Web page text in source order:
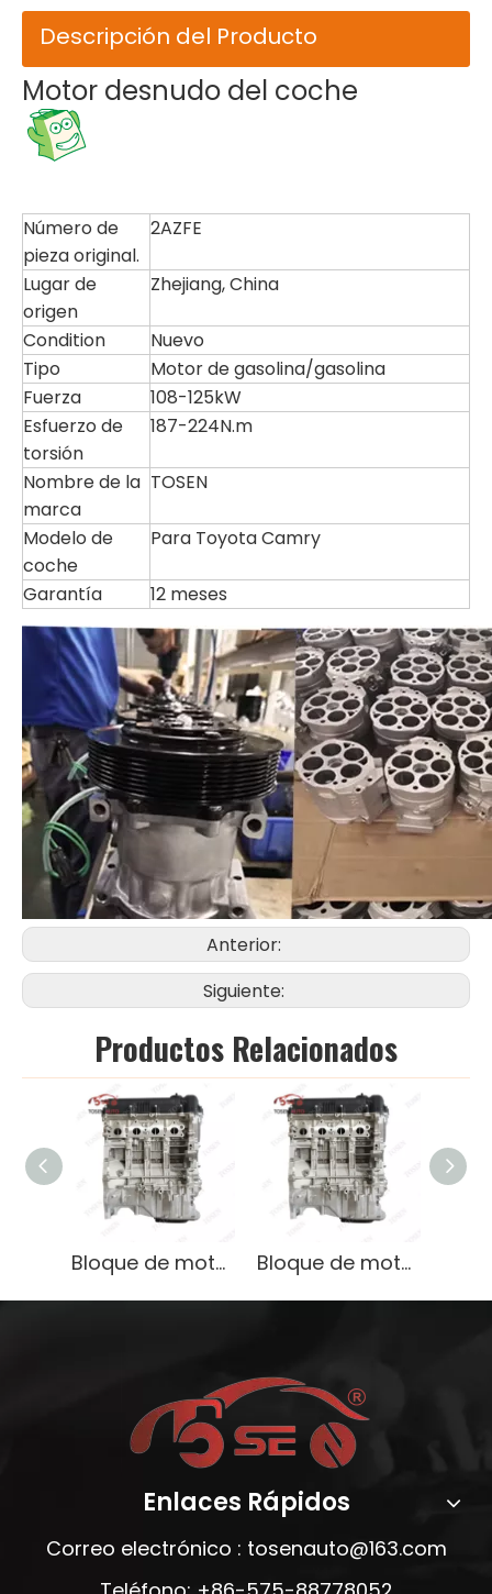
Descripción del Producto
Motor desnudo del coche
Número de
pieza original.
2AZFE
Lugar de
origen
Zhejiang, China
Condition
Nuevo
Tipo
Motor de gasolina/gasolina
Fuerza
108-125kW
Esfuerzo de
torsión
187-224N.m
Nombre de la
marca
TOSEN
Modelo de
coche
Para Toyota Camry
Garantía 12 meses
Anterior:
Siguiente:
Productos Relacionados
Bloque de motor G4FA de alto rendimiento para Hyundai Elantra 1.6L Gasoline Lightweight OEM Bloque de motor G4FA de alto rendimiento para Hyundai Elantra 1.6L Gasoline Lightweight OEM
Enlaces Rápidos
Correo electrónico : tosenauto@163.com